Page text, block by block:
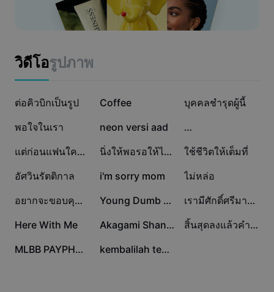
Nano Banana Pro
คำบรรยายอัตโนมัติ
กรณีการใช้งาน
การตลาด
แม่แบบเอฟเฟกต์
แม่แบบธุรกิจ
แม่แบบอุตสาหกรรม
แม่แบบรีแคป
โปรแกรม CapCut Creative Campus
ศูนย์ความเชื่อถือ
ศูนย์ช่วยเหลือ
เกี่ยวกับเงื่อนไขการใช้บริการของ CapCut
Dreamina Seedance 2.0 Launch
และง่ายขึ้น ตอบโจทย์ทุกงานที่ต้องการความเรียบร้อยและ
แม่นยำ ลองใช้งานฟีเจอร์ใหม่ล่าสุดเพื่อยกระดับงานของคุณวัน
นี้ พร้อมรับประสบการณ์แก้ไขที่ปลอดภัยและน่าเชื่อถือจากผู้ให้
วิดีโอรูปภาพ
623.5K
ต่อคิวบิกเป็นรูป 126.5K
Coffee 87.3K
บุคคลชำรุดผู้นี้
75.5K
พอใจในเรา 55.2K
neon versi aad …
26.1K แต่ก่อนแฟนใครไม่รู้ 17.5K นิ่งให้พอรอให้ได้ - N2J 16.1K
ใช้ชีวิตให้เต็มที่
13.9K
อัศวินรัตติกาล​ 7K
i'm sorry mom 6.9K
ไม่หล่อ
5.6K อยากจะขอบคุณ🫠⭐️ 4.3K Young Dumb & Broke 3.2K เรามีศักดิ์ศรีมากพอ
2.2K
Here With Me 1.2K Akagami Shanks 841 สิ้นสุดลงแล้วคำว่าเรา
536 MLBB PAYPHONE V2 476 kembalilah temanku